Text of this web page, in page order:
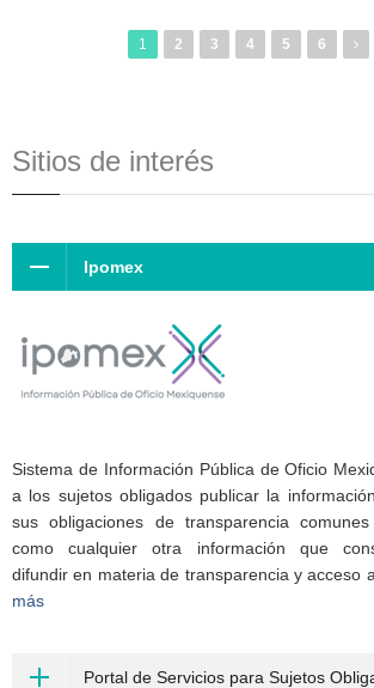
1 2 3 4 5 6
Sitios de interés
Ipomex
Sistema de Información Pública de Oficio
a los sujetos obligados publicar la
sus obligaciones de transparencia
como cualquier otra información que
difundir en materia de transparencia y acceso
más
Portal de Servicios para Sujetos